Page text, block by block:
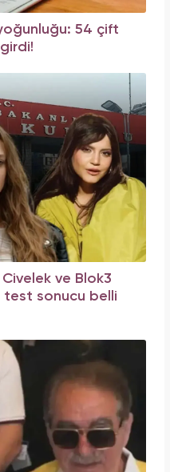
54 çift
ve Blok3
test sonucu belli